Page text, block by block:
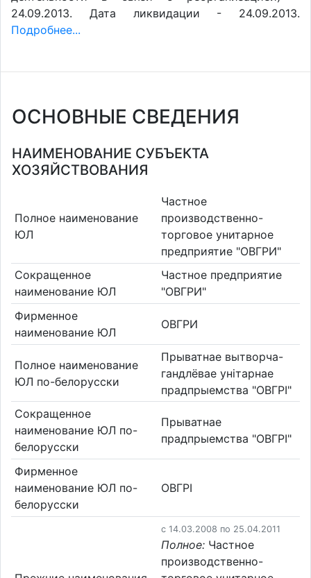
24.09.2013. Дата ликвидации - 24.09.2013.
Подробнее...
ОСНОВНЫЕ СВЕДЕНИЯ
НАИМЕНОВАНИЕ СУБЪЕКТА
ХОЗЯЙСТВОВАНИЯ
Полное наименование
ЮЛ
Частное
производственно-
торговое унитарное
предприятие "ОВГРИ"
Сокращенное
наименование ЮЛ
Частное предприятие
"ОВГРИ"
Фирменное
наименование ЮЛ
ОВГРИ
Полное наименование
ЮЛ по-белорусски
Прыватнае вытворча-
гандлёвае унітарнае
прадпрыемства "ОВГРІ"
Сокращенное
наименование ЮЛ по-
белорусски
Прыватнае
прадпрыемства "ОВГРІ"
Фирменное
наименование ЮЛ по-
белорусски
ОВГРІ
c 14.03.2008 по 25.04.2011
Полное: Частное
производственно-